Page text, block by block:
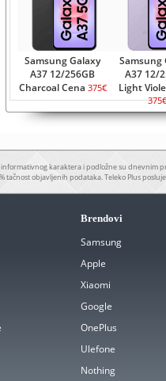
Samsung Galaxy
A37 12/256GB
Charcoal Cena 375€
Samsung
A37 12/
Light
375€
karaktera i podložne su dnevnim
tačnost objavljenih podataka. Teleko Plus
Brendovi
Samsung
Apple
Xiaomi
Google
OnePlus
Ulefone
Nothing